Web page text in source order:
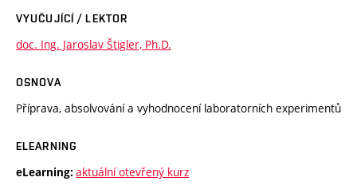
VYUČUJÍCÍ / LEKTOR
doc. Ing. Jaroslav Štigler, Ph.D.
OSNOVA
Příprava, absolvování a vyhodnocení laboratorních experimentů
ELEARNING
eLearning: aktuální otevřený kurz